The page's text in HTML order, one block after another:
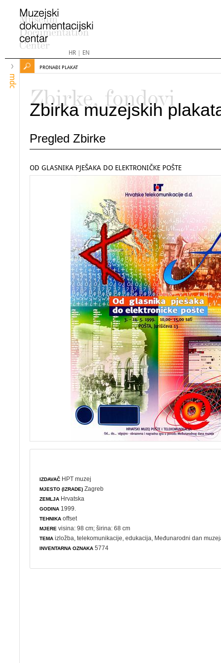
HR| EN
mdc
PRONAĐI PLAKAT
Zbirke, fondovi
Zbirka muzejskih
Pregled Zbirke
OD GLASNIKA PJEŠAKA DO ELEKTRONIČKE POŠTE
IZDAVAČ HPT muzej
MJESTO (IZRADE) Zagreb
ZEMLJA Hrvatska
GODINA 1999.
TEHNIKA offset
MJERE visina: 98 cm; širina: 68 cm
TEMA izložba ,telekomunikacije ,edukacija Međunarodni dan
INVENTARNA OZNAKA 5774